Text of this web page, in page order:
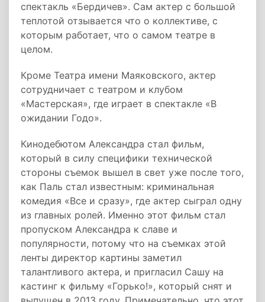
спектакль «Бердичев». Сам актер с большой
теплотой отзывается что о коллективе, с
которым работает, что о самом театре в
целом.
Кроме Театра имени Маяковского, актер
сотрудничает с театром и клубом
«Мастерская», где играет в спектакле «В
ожидании Годо».
Кинодебютом Александра стал фильм,
который в силу специфики технической
стороны съемок вышел в свет уже после того,
как Паль стал известным: криминальная
комедия «Все и сразу», где актер сыграл одну
из главных ролей. Именно этот фильм стал
пропуском Александра к славе и
популярности, потому что на съемках этой
ленты директор картины заметил
талантливого актера, и пригласил Сашу на
кастинг к фильму «Горько!», который снят и